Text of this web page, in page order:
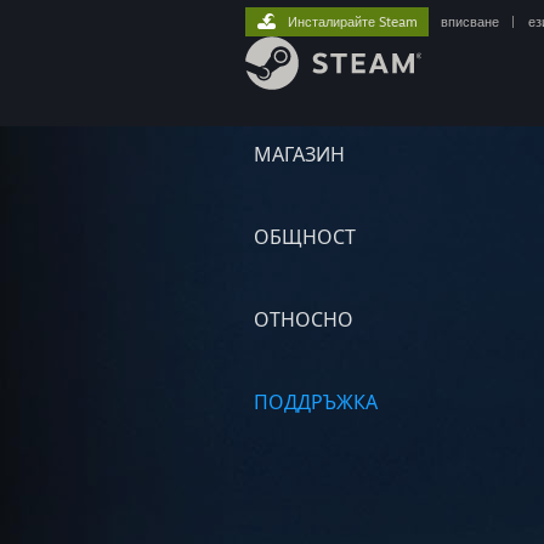
МАГАЗИН
ОБЩНОСТ
ОТНОСНО
ПОДДРЪЖКА
Инсталирайте Steam вписване